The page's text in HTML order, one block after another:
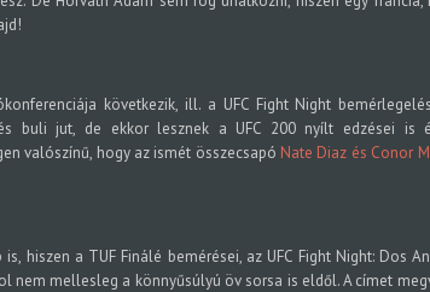
következik, ill. a UFC Fight Night
buli jut, de ekkor lesznek a UFC 200 nyílt edzései is
valószínű, hogy az ismét összecsapó Nate Diaz és Conor
hiszen a TUF Finálé bemérései, az UFC Fight Night: Dos
nem mellesleg a könnyűsúlyú öv sorsa is eldől. A címet